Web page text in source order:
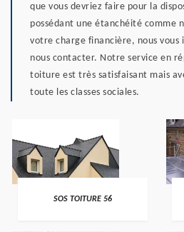
que vous devriez faire pour la
possédant une étanchéité comme
votre charge financière, nous vous
nous contacter. Notre service en
toiture est très satisfaisant mais
toute les classes sociales.
>
SOS TOITURE 56